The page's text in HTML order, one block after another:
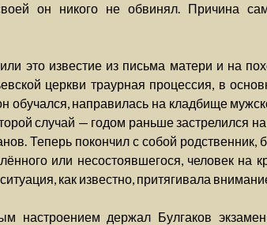
он никого не обвинял. Причина
это известие из письма матери и на
церкви траурная процессия, в
обучался, направилась на кладбище
случай — годом раньше застрелился на
Теперь покончил с собой родственник,
или несостоявшегося, человек на
как известно, притягивала
настроением держал Булгаков